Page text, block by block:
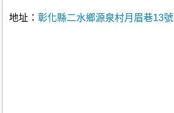
地址： 彰化縣二水鄉源泉村月眉巷13號